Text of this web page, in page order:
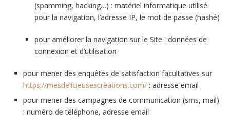
(spamming, hacking…) : matériel informatique utilisé
pour la navigation, l’adresse IP, le mot de passe (hashé)
pour améliorer la navigation sur le Site : données de
connexion et d’utilisation
pour mener des enquêtes de satisfaction facultatives sur
https://mesdelicieusescreations.com/ : adresse email
pour mener des campagnes de communication (sms, mail)
: numéro de téléphone, adresse email